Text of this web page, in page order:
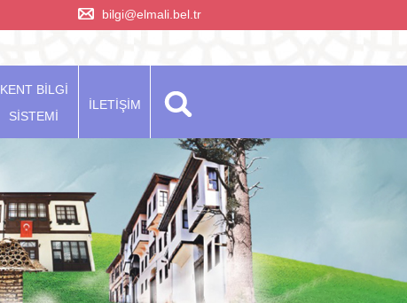
bilgi@elmali.bel.tr
KENT BİLGİ
SİSTEMİ
İLETİŞİM